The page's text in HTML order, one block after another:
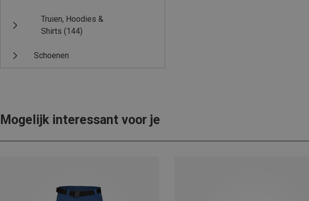
Truien, Hoodies &
Shirts (144)
Schoenen
Mogelijk interessant voor je